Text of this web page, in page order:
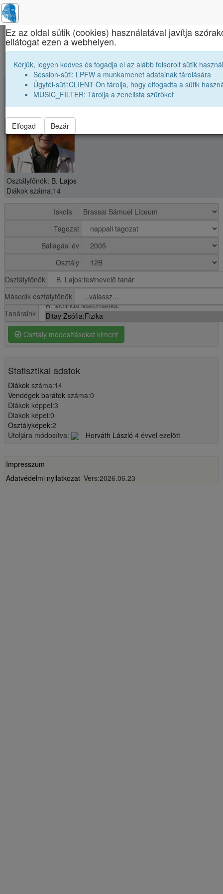
Brassai Sámuel Líceum
2005 12B osztály módosítása
Osztály: 2005 12B
Osztályfőnök: B. Lajos
Diákok száma:14
Iskola
Tagozat
Ballagási év
Osztály
Osztályfőnők
Második osztályfőnők
Tanáraink
Osztály módosításokat kiment
Statisztikai adatok
Diákok száma:14
Vendégek barátok száma:0
Diákok képpel:3
Diakok képei:0
Osztályképek:2
Utoljára módosítva:
Horváth László 4 évvel ezelött
Impresszum
Adatvédelmi nyilatkozat Vers:2026.06.23
×
Ez az oldal sütik (cookies) használatával javítja
ellátogat ezen a webhelyen.
Kérjük, legyen kedves és fogadja el az alább felsorolt sütik
Session-süti: LPFW a munkamenet adatainak tárolására
Ügyfél-süti:CLIENT Ön tárolja, hogy elfogadta a sütik
MUSIC_FILTER: Tárolja a zenelista szűrőket
Elfogad Bezár